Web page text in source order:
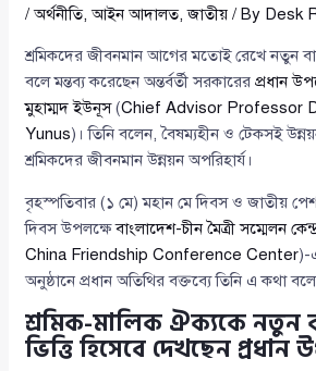
/অর্থনীতি,আইন আদালত,জাতীয় / By Desk
শ্রমিকদের জীবনমান আগের মতোই রেখে নতুন
বলে মন্তব্য করেছেন অন্তর্বর্তী সরকারেরপ্রধান
মুহাম্মদ ইউনূস(Chief Advisor Professor
Yunus)। তিনি বলেন, বৈষম্যহীন ও টেকসই
শ্রমিকদের জীবনমান উন্নয়ন অপরিহার্য।
বৃহস্পতিবার (১ মে) মহান মে দিবস ও জাতীয়
দিবস উপলক্ষেবাংলাদেশ-চীন মৈত্রী সম্মেলন
China Friendship Conference Center)-
অনুষ্ঠানে প্রধান অতিথির বক্তব্যে তিনি এ কথা
শ্রমিক-মালিক ঐক্যকে নতুন
ভিত্তি হিসেবে দেখছেন প্রধান